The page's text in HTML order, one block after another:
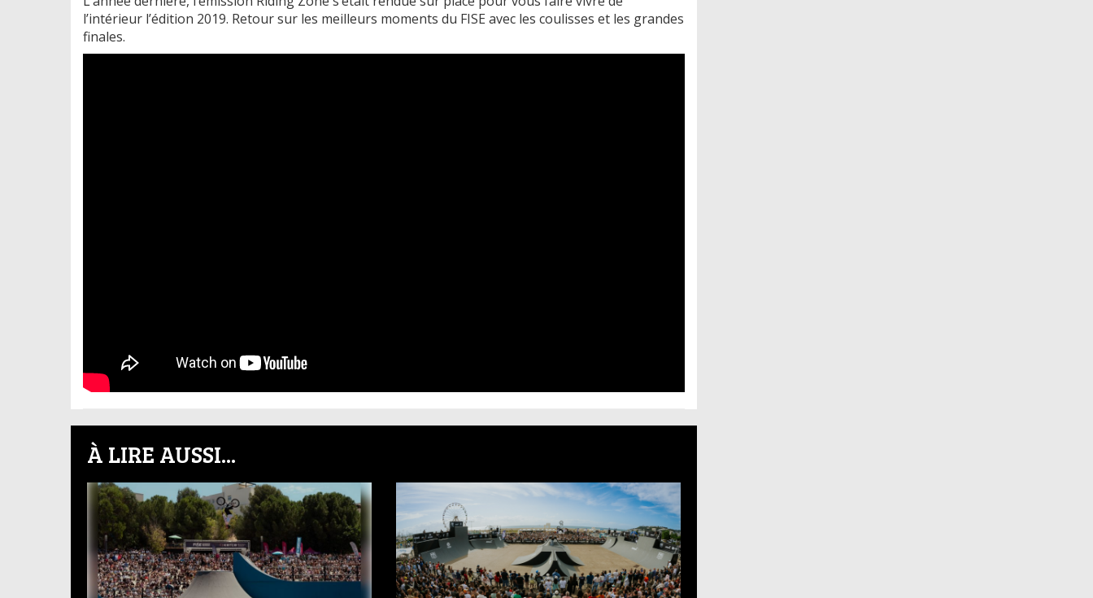
l’intérieur l’édition 2019. Retour sur les meilleurs moments du FISE avec les coulisses et les grandes
finales.
À LIRE AUSSI...